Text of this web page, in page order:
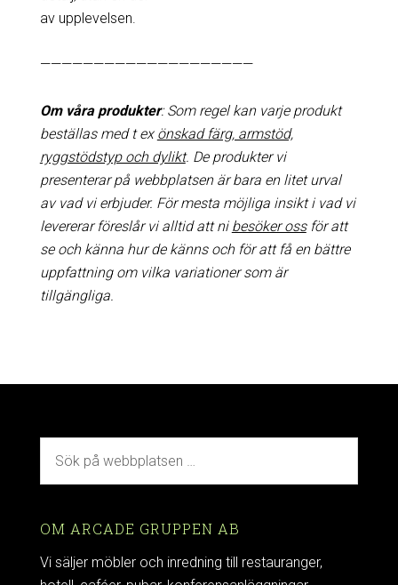
av upplevelsen.
————————————————————
Om våra produkter: Som regel kan varje produkt
beställas med t ex önskad färg, armstöd,
ryggstödstyp och dylikt. De produkter vi
presenterar på webbplatsen är bara en litet urval
av vad vi erbjuder. För mesta möjliga insikt i vad vi
levererar föreslår vi alltid att ni besöker ossför att
se och känna hur de känns och för att få en bättre
uppfattning om vilka variationer som är
tillgängliga.
OM ARCADE GRUPPEN AB
Vi säljer möbler och inredning till restauranger,